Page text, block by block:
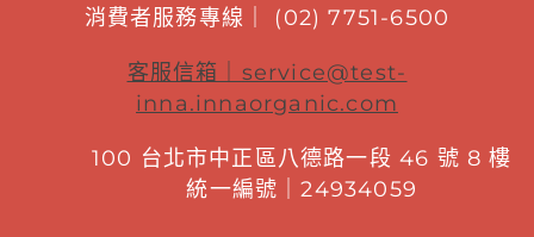
消費者服務專線｜ (02) 7751-6500
客服信箱｜ service@test-
inna.innaorganic.com
100 台北市中正區八德路一段 46 號 8 樓
統一編號｜24934059